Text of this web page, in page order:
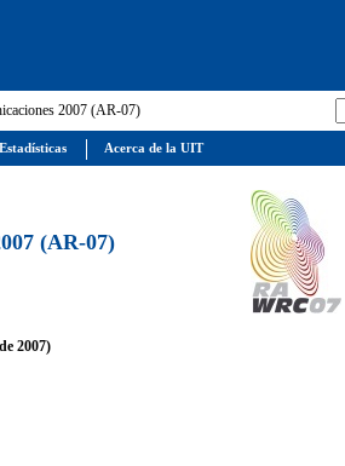
2007 (AR-07)
(AR-07)
2007)
Estadísticas Acerca de la UIT